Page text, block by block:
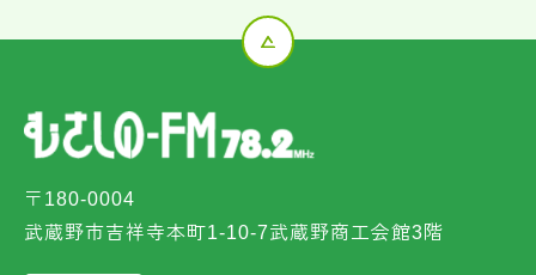
〒180-0004
武蔵野市吉祥寺本町1-10-7武蔵野商工会館3階